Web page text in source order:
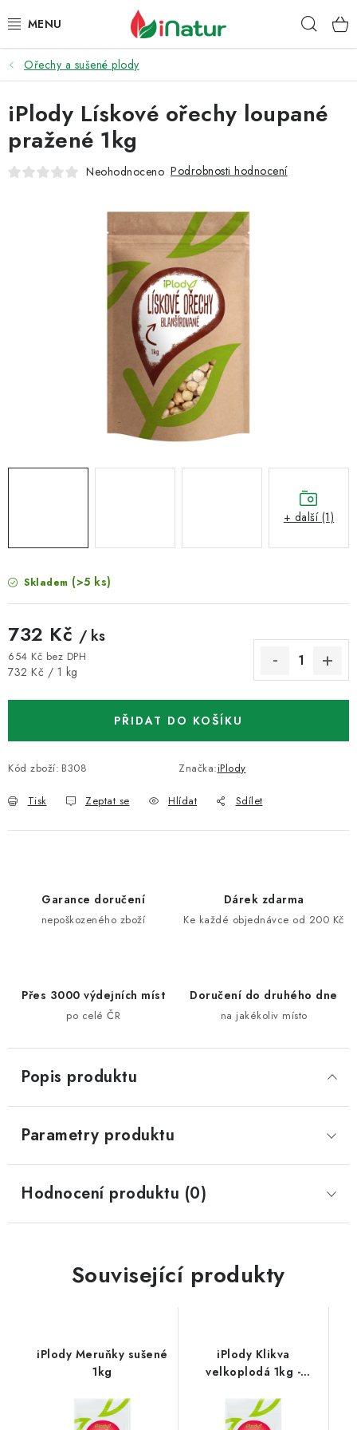
na
POTRAVINY
OŘECHY A SUŠENÉ PLODY
SNACKY
EKO DROGERIE A KOSMETIKA
Ořechy a sušené plody
Skladem (>5 ks)
732 Kč / ks
654 Kč bez DPH
Měrná cena:
732 Kč / 1 kg
PŘIDAT DO KOŠÍKU
Kód zboží: B308 Značka:iPlody
Tisk Zeptat se Hlídat Sdílet
iPlody Lískové ořechy loupané
pražené 1kg
Neohodnoceno Podrobnosti hodnocení
+ další (1)
Garance doručení
nepoškozeného zboží
Dárek zdarma
Ke každé objednávce od 200 Kč
Přes 3000 výdejních míst
po celé ČR
Doručení do druhého dne
na jakékoliv místo
Popis produktu
Parametry produktu
Hodnocení produktu (0)
Související produkty
iPlody Meruňky sušené
1kg
iPlody Klikva
velkoplodá 1kg -